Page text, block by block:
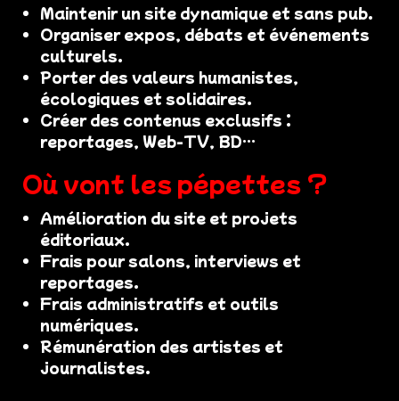
Maintenir un site dynamique et sans pub.
Organiser expos, débats et événements
culturels.
Porter des valeurs humanistes,
écologiques et solidaires.
Créer des contenus exclusifs :
reportages, Web-TV, BD…
Où vont les pépettes ?
Amélioration du site et projets
éditoriaux.
Frais pour salons, interviews et
reportages.
Frais administratifs et outils
numériques.
Rémunération des artistes et
journalistes.